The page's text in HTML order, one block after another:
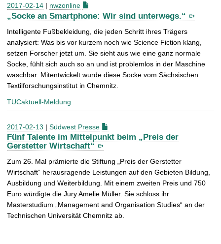
2017-02-14 | nwzonline
„Socke an Smartphone: Wir sind unterwegs.“
Intelligente Fußbekleidung, die jeden Schritt ihres Trägers
analysiert: Was bis vor kurzem noch wie Science Fiction klang,
setzen Forscher jetzt um. Sie sieht aus wie eine ganz normale
Socke, fühlt sich auch so an und ist problemlos in der Maschine
waschbar. Mitentwickelt wurde diese Socke vom Sächsischen
Textilforschungsinstitut in Chemnitz.
TUCaktuell-Meldung
2017-02-13 | Südwest Presse
Fünf Talente im Mittelpunkt beim „Preis der
Gerstetter Wirtschaft“
Zum 26. Mal prämierte die Stiftung „Preis der Gerstetter
Wirtschaft“ herausragende Leistungen auf den Gebieten Bildung,
Ausbildung und Weiterbildung. Mit einem zweiten Preis und 750
Euro würdigte die Jury Amelie Müller. Sie schloss ihr
Masterstudium „Management and Organisation Studies“ an der
Technischen Universität Chemnitz ab.